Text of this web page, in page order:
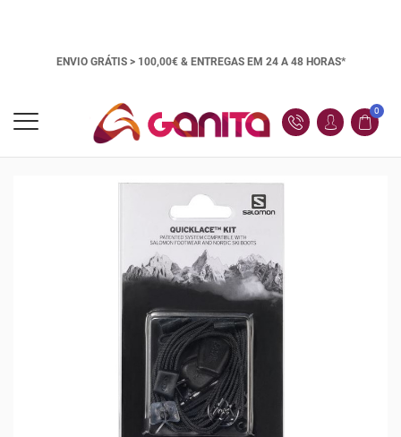
ENVIO GRÁTIS > 100,00€ & ENTREGAS EM 24 A 48 HORAS*
0